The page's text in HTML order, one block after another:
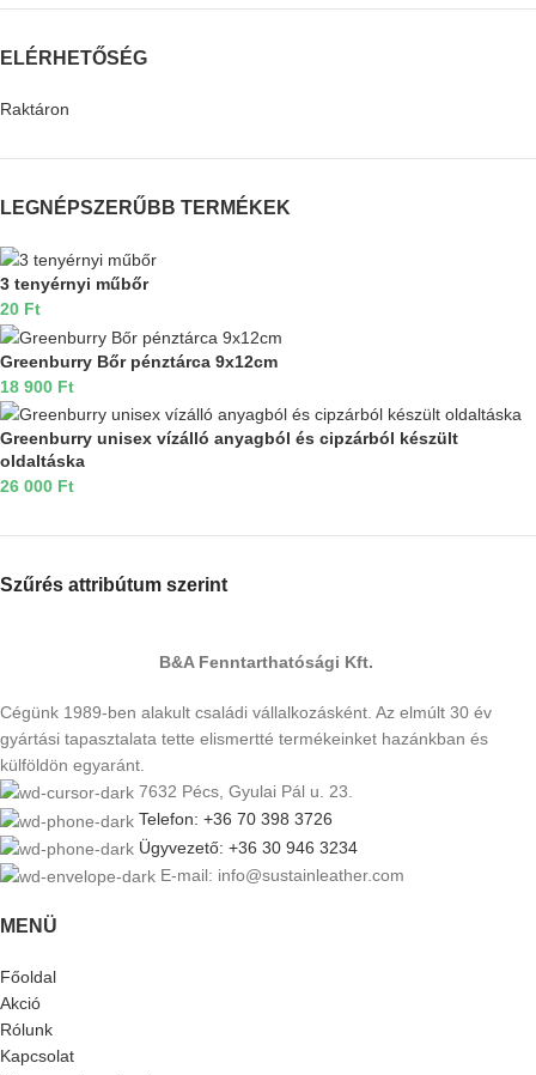
ELÉRHETŐSÉG
Raktáron
LEGNÉPSZERŰBB TERMÉKEK
3 tenyérnyi műbőr
20 Ft
Greenburry Bőr pénztárca 9x12cm
18 900 Ft
Greenburry unisex vízálló anyagból és cipzárból készült
oldaltáska
26 000 Ft
Szűrés attribútum szerint
B&A Fenntarthatósági Kft.
Cégünk 1989-ben alakult családi vállalkozásként. Az elmúlt 30 év
gyártási tapasztalata tette elismertté termékeinket hazánkban és
külföldön egyaránt.
7632 Pécs, Gyulai Pál u. 23.
Telefon: +36 70 398 3726
Ügyvezető: +36 30 946 3234
E-mail: info@sustainleather.com
MENÜ
Főoldal
Akció
Rólunk
Kapcsolat